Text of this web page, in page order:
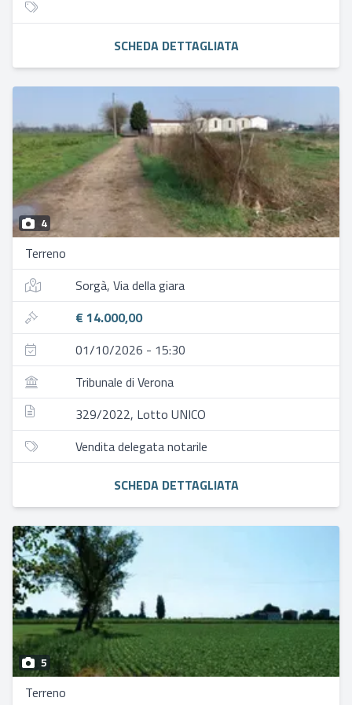
SCHEDA DETTAGLIATA
4
Terreno
Sorgà, Via della giara
€ 14.000,00
01/10/2026 - 15:30
Tribunale di Verona
329/2022, Lotto UNICO
Vendita delegata notarile
SCHEDA DETTAGLIATA
5
Terreno